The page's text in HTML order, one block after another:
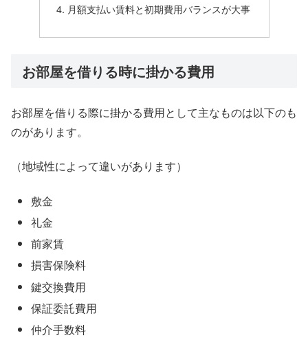
月額支払い賃料と初期費用バランスが大事
お部屋を借りる時に掛かる費用
お部屋を借りる際に掛かる費用として主なものは以下のも
のがあります。
（地域性によって違いがあります）
敷金
礼金
前家賃
損害保険料
鍵交換費用
保証委託費用
仲介手数料